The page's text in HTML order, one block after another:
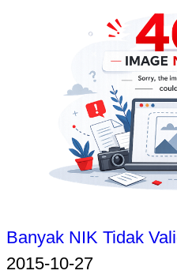
Banyak NIK Tidak
2015-10-27